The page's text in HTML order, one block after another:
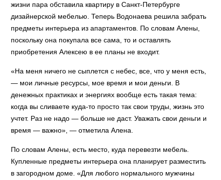
жизни пара обставила квартиру в Санкт-Петербурге
дизайнерской мебелью. Теперь Водонаева решила забрать
предметы интерьера из апартаментов. По словам Алены,
поскольку она покупала все сама, то и оставлять
приобретения Алексею в ее планы не входит.
«На меня ничего не сыплется с небес, все, что у меня есть,
— мои личные ресурсы, мое время и мои деньги. В
денежных практиках и энергиях вообще есть такая тема:
когда вы сливаете куда-то просто так свои труды, жизнь это
учтет. Раз не надо — больше не даст. Уважать свои деньги и
время — важно», — отметила Алена.
По словам Алены, есть место, куда перевезти мебель.
Купленные предметы интерьера она планирует разместить
в загородном доме. «Для любого нормального мужчины